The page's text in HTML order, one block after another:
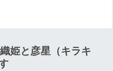
姫と彦星（キラキ